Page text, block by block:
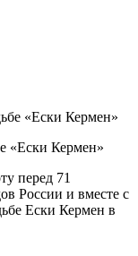
«Ески Кермен»
перед 71
России и вместе с
Ески Кермен в